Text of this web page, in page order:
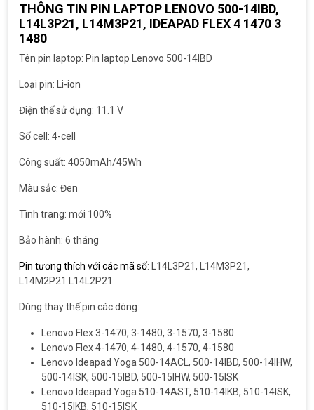
THÔNG TIN PIN LAPTOP LENOVO 500-14IBD,
L14L3P21, L14M3P21, IDEAPAD FLEX 4 1470 3
1480
Tên pin laptop: Pin laptop Lenovo 500-14IBD
Loại pin: Li-ion
Điện thế sử dụng: 11.1 V
Số cell: 4-cell
Công suất: 4050mAh/45Wh
Màu sắc: Đen
Tình trang: mới 100%
Bảo hành: 6 tháng
Pin tương thích với các mã số: L14L3P21, L14M3P21,
L14M2P21 L14L2P21
Dùng thay thế pin các dòng:
Lenovo Flex 3-1470, 3-1480, 3-1570, 3-1580
Lenovo Flex 4-1470, 4-1480, 4-1570, 4-1580
Lenovo Ideapad Yoga 500-14ACL, 500-14IBD, 500-14IHW,
500-14ISK, 500-15IBD, 500-15IHW, 500-15ISK
Lenovo Ideapad Yoga 510-14AST, 510-14IKB, 510-14ISK,
510-15IKB, 510-15ISK